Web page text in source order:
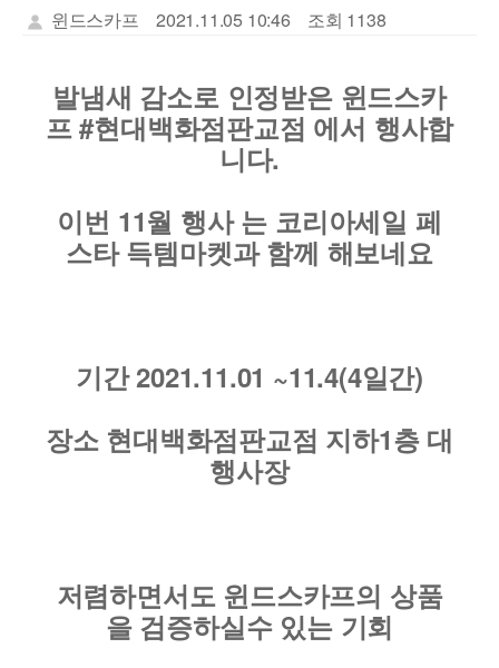
윈드스카프 2021.11.05 10:46 조회 1138
발냄새 감소로 인정받은 윈드스카
프 #현대백화점판교점 에서 행사합
니다.
이번 11월 행사 는 코리아세일 페
스타 득템마켓과 함께 해보네요
기간 2021.11.01 ~11.4(4일간)
장소 현대백화점판교점 지하1층 대
행사장
저렴하면서도 윈드스카프의 상품
을 검증하실수 있는 기회